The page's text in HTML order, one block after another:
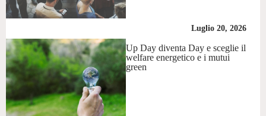
Luglio 20, 2026
Up Day diventa Day e sceglie il
welfare energetico e i mutui
green